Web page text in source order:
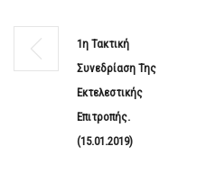
1η Τακτική
Συνεδρίαση Της
Εκτελεστικής
Επιτροπής.
(15.01.2019)